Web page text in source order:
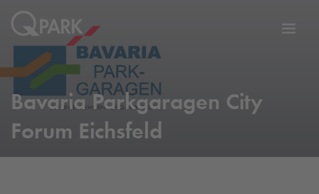
Zur
Bavaria Parkgaragen City
Forum Eichsfeld